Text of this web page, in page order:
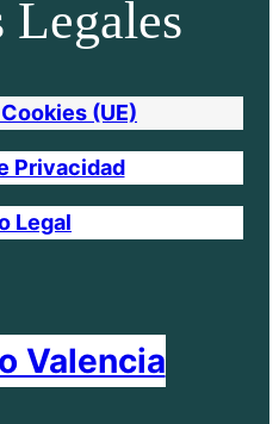
Legales
(UE)
Privacidad
Legal
Valencia